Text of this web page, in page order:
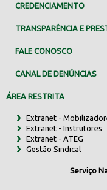
CREDENCIAMENTO
TRANSPARÊNCIA E
FALE CONOSCO
CANAL DE DENÚNCIAS
ÁREA RESTRITA
Extranet -
Extranet - Instrutores
Extranet - ATEG
Gestão Sindical
Serviço